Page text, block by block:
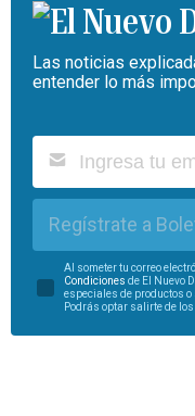
Las noticias
entender lo más
Regístrate a
Al someter tu correo
Condiciones de El Nuevo
especiales de productos
Podrás optar salirte de